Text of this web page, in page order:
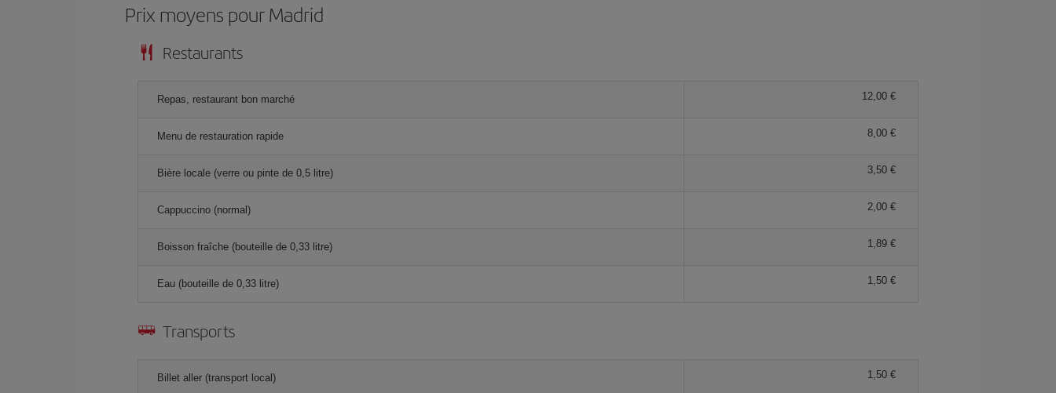
Prix ​​moyens pour Madrid
Restaurants
Repas, restaurant bon marché 12,00 €
Menu de restauration rapide 8,00 €
Bière locale (verre ou pinte de 0,5 litre) 3,50 €
Cappuccino (normal) 2,00 €
Boisson fraîche (bouteille de 0,33 litre) 1,89 €
Eau (bouteille de 0,33 litre) 1,50 €
Transports
Billet aller (transport local) 1,50 €